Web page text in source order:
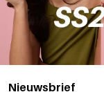
Nieuwsbrief